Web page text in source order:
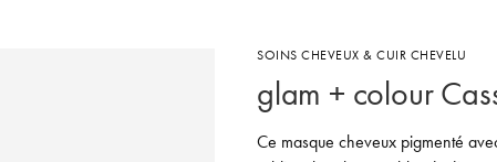
SOINS CHEVEUX & CUIR CHEVELU
glam + colour
Ce masque cheveux pigmenté